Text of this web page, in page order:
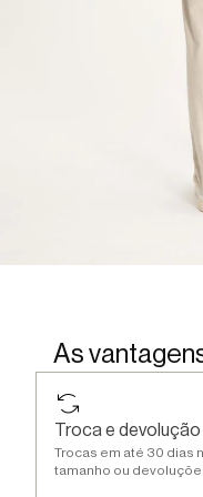
As
Troca e devolução
Trocas em até 30 dias
tamanho ou